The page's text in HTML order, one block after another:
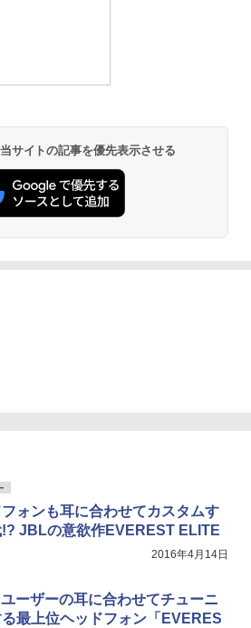
サイトの記事を優先表示させる
ォンも耳に合わせてカスタムす
!? JBLの意欲作EVEREST ELITE
2016年4月14日
ーザーの耳に合わせてチューニ
る最上位ヘッドフォン「EVERES